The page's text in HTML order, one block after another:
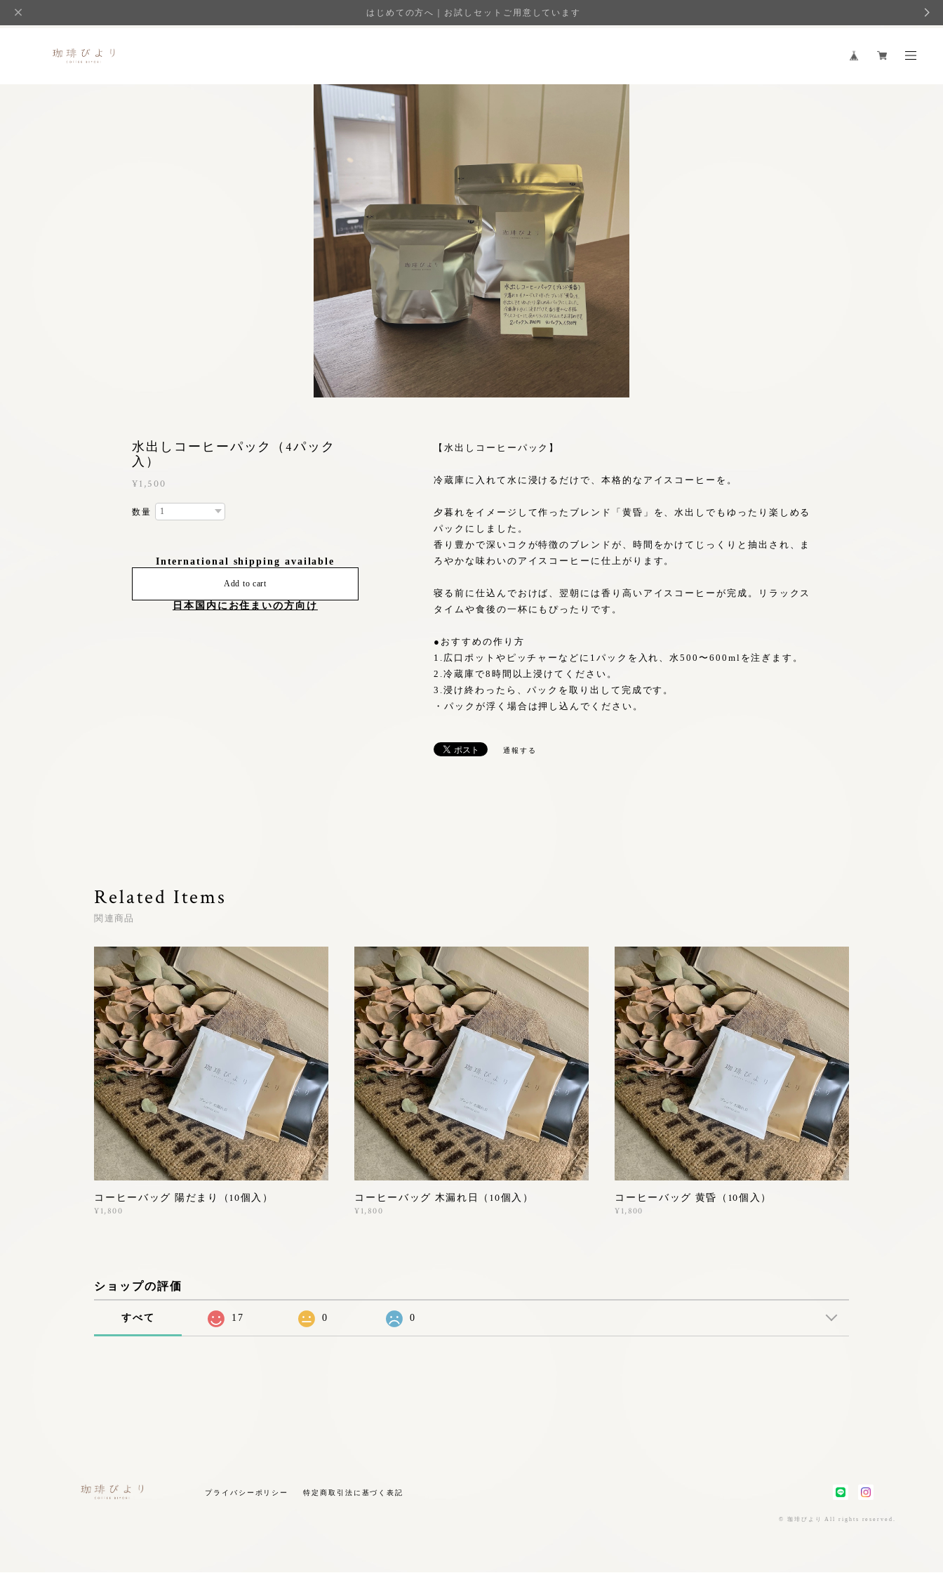
はじめての方へ｜お試しセットご用意しています
水出しコーヒーパック（4パック
入）
¥1,500
数量
International shipping available
Add to cart
日本国内にお住まいの方向け
【水出しコーヒーパック】
冷蔵庫に入れて水に浸けるだけで、本格的なアイスコーヒーを。
夕暮れをイメージして作ったブレンド「黄昏」を、水出しでもゆったり楽しめる
パックにしました。
香り豊かで深いコクが特徴のブレンドが、時間をかけてじっくりと抽出され、ま
ろやかな味わいのアイスコーヒーに仕上がります。
寝る前に仕込んでおけば、翌朝には香り高いアイスコーヒーが完成。リラックス
タイムや食後の一杯にもぴったりです。
●おすすめの作り方
1.広口ポットやピッチャーなどに1パックを入れ、水500〜600mlを注ぎます。
2.冷蔵庫で8時間以上浸けてください。
3.浸け終わったら、パックを取り出して完成です。
・パックが浮く場合は押し込んでください。
通報する
Related Items
関連商品
コーヒーバッグ 陽だまり（10個入）
¥1,800
コーヒーバッグ 木漏れ日（10個入）
¥1,800
コーヒーバッグ 黄昏（10個入）
¥1,800
ショップの評価
すべて 17 0 0
プライバシーポリシー 特定商取引法に基づく表記
© 珈琲びより All rights reserved.